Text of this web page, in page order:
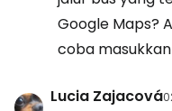
Google Maps?
coba
Lucia Zajacová